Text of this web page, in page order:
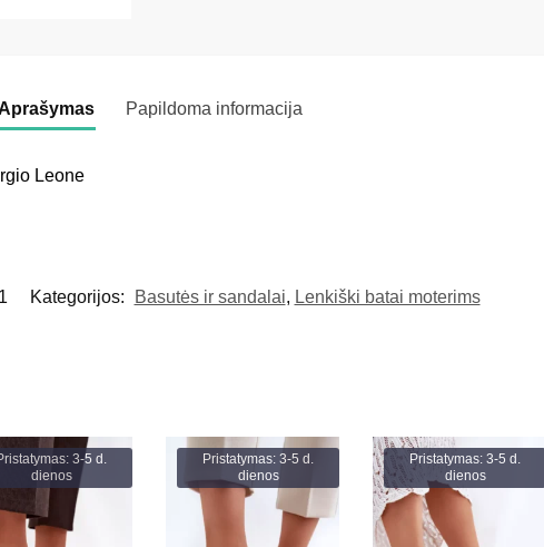
Papildoma informacija
Leone
Kategorijos: Basutės ir sandalai, Lenkiški batai moterims
3-5 d.
dienos
Pristatymas: 3-5 d.
dienos
Pristatymas: 3-5 d.
dienos